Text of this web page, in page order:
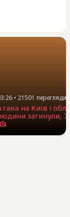
• 21501 перегляди
на Київ і
загинули,